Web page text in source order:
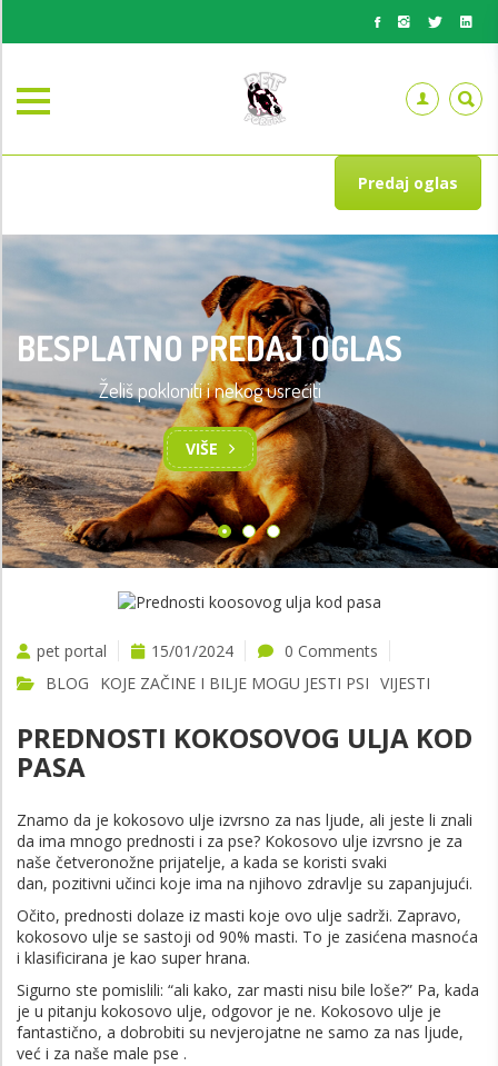
Predaj oglas
BESPLATNO PREDAJ OGLAS
Želiš pokloniti i nekog usrećiti
VIŠE
TRENING OSNOVA POSLUŠNOSTI
PASA
VIŠE
pet portal 15/01/2024
0 Comments
BLOG
KOJE ZAČINE I BILJE MOGU JESTI PSI VIJESTI
PREDNOSTI KOKOSOVOG ULJA KOD
PASA
Znamo da je kokosovo ulje izvrsno za nas ljude, ali jeste li znali
da ima mnogo prednosti i za pse? Kokosovo ulje izvrsno je za
naše četveronožne prijatelje, a kada se koristi svaki
dan, pozitivni učinci koje ima na njihovo zdravlje su zapanjujući.
Očito, prednosti dolaze iz masti koje ovo ulje sadrži. Zapravo,
kokosovo ulje se sastoji od 90% masti. To je zasićena masnoća
i klasificirana je kao super hrana.
Sigurno ste pomislili: “ali kako, zar masti nisu bile loše?” Pa, kada
je u pitanju kokosovo ulje, odgovor je ne. Kokosovo ulje je
fantastično, a dobrobiti su nevjerojatne ne samo za nas ljude,
već i za naše male pse .